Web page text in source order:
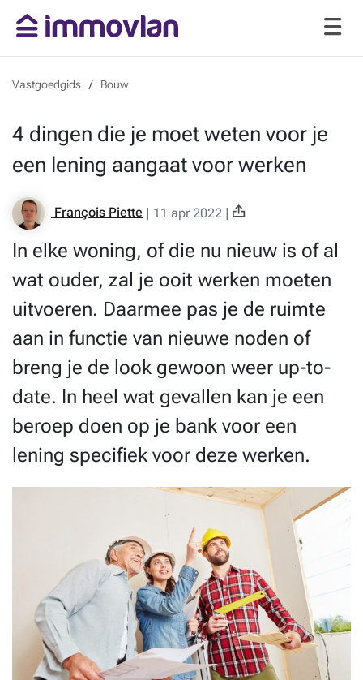
Vastgoedgids Bouw
4 dingen die je moet weten voor je
een lening aangaat voor werken
François Piette | 11 apr 2022 |
In elke woning, of die nu nieuw is of al
wat ouder, zal je ooit werken moeten
uitvoeren. Daarmee pas je de ruimte
aan in functie van nieuwe noden of
breng je de look gewoon weer up-to-
date. In heel wat gevallen kan je een
beroep doen op je bank voor een
lening specifiek voor deze werken.